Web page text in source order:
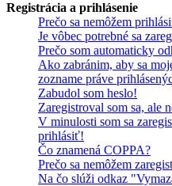
Registrácia a prihlásenie
Prečo sa nemôžem
Je vôbec potrebné sa
Prečo som automaticky
Ako zabránim, aby sa
zozname práve
Zabudol som heslo!
Zaregistroval som sa, ale
V minulosti som sa
prihlásiť!
Čo znamená COPPA?
Prečo sa nemôžem
Na čo slúži odkaz